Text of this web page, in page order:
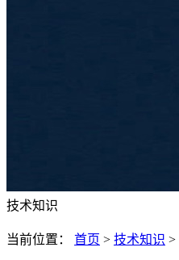
技术知识
当前位置： 首页 > 技术知识 >